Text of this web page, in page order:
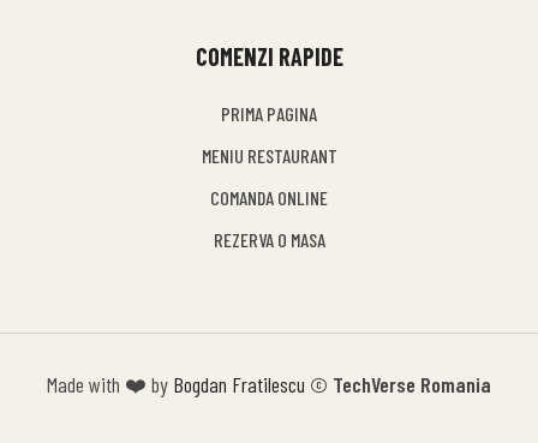
COMENZI RAPIDE
PRIMA PAGINA
MENIU RESTAURANT
COMANDA ONLINE
REZERVA O MASA
Made with ❤️ by Bogdan Fratilescu © TechVerse Romania